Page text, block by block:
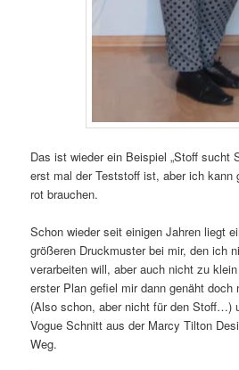
Das ist wieder ein Beispiel „Stoff sucht
erst mal der Teststoff ist, aber ich kann
rot brauchen.
Schon wieder seit einigen Jahren liegt
größeren Druckmuster bei mir, den ich
verarbeiten will, aber auch nicht zu
erster Plan gefiel mir dann genäht
(Also schon, aber nicht für den Stoff…)
Vogue Schnitt aus der Marcy Tilton
Weg.